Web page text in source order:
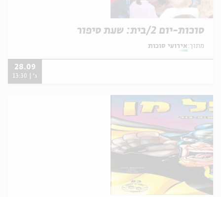
סוכות-יום 2/בית: שעת סיפור
מתוך: אירועי סוכות
28.09
ג' | 13:30